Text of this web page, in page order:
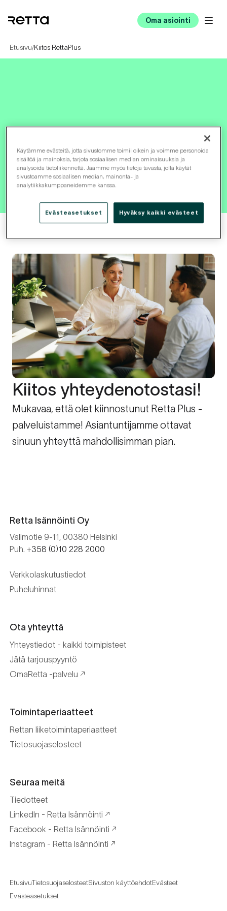
Oma asiointi
Etusivu/Kiitos RettaPlus
Kiitos yhteydenotostasi!
Mukavaa, että olet kiinnostunut Retta Plus -
palveluistamme! Asiantuntijamme ottavat
sinuun yhteyttä mahdollisimman pian.
Retta Isännöinti Oy
Valimotie 9-11, 00380 Helsinki
Puh. +358 (0)10 228 2000
Verkkolaskutustiedot
Puheluhinnat
Ota yhteyttä
Yhteystiedot - kaikki toimipisteet
Jätä tarjouspyyntö
OmaRetta -palvelu
Toimintaperiaatteet
Rettan liiketoimintaperiaatteet
Tietosuojaselosteet
Seuraa meitä
Tiedotteet
LinkedIn - Retta Isännöinti
Facebook - Retta Isännöinti
Instagram - Retta Isännöinti
EtusivuTietosuojaselosteetSivuston käyttöehdotEvästeet
Evästeasetukset
Käytämme evästeitä, jotta sivustomme toimii oikein ja voimme personoida
sisältöä ja mainoksia, tarjota sosiaalisen median ominaisuuksia ja
analysoida tietoliikennettä. Jaamme myös tietoja tavasta, jolla käytät
sivustoamme sosiaalisen median, mainonta- ja
analytiikkakumppaneidemme kanssa.
Evästeasetukset Hyväksy kaikki evästeet